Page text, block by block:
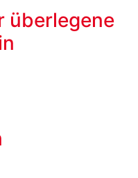
überlegene